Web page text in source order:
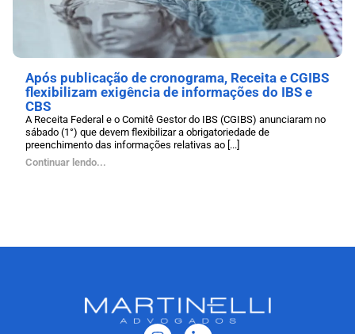
Após publicação de cronograma, Receita e CGIBS
flexibilizam exigência de informações do IBS e
CBS
A Receita Federal e o Comitê Gestor do IBS (CGIBS) anunciaram no
sábado (1°) que devem flexibilizar a obrigatoriedade de
preenchimento das informações relativas ao [...]
Continuar lendo...